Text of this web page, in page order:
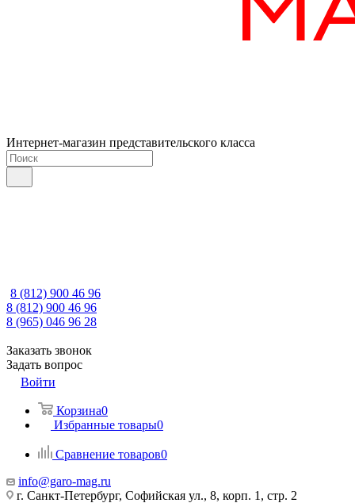
Интернет-магазин представительского класса
8 (812) 900 46 96
8 (812) 900 46 96
8 (965) 046 96 28
Заказать звонок
Задать вопрос
Войти
Корзина0
Избранные товары0
Сравнение товаров0
info@garo-mag.ru
г. Санкт-Петербург, Софийская ул., 8, корп. 1, стр. 2